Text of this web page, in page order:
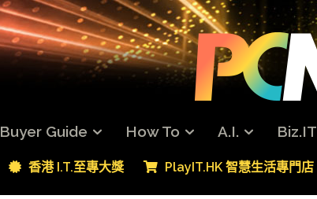
Buyer Guide How To A.I. Biz.IT
香港 I.T.至專大獎 PlayIT.HK 智慧生活專門店